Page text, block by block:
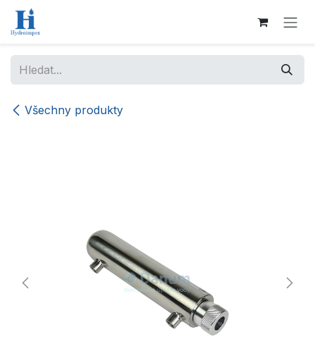
Přejít na obsah
Všechny produkty